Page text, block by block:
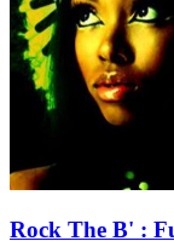
Rock The B' :